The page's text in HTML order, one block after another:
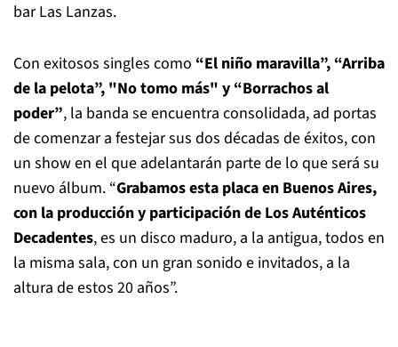
bar Las Lanzas.
Con exitosos singles como “El niño maravilla”, “Arriba
de la pelota”, "No tomo más" y “Borrachos al
poder”, la banda se encuentra consolidada, ad portas
de comenzar a festejar sus dos décadas de éxitos, con
un show en el que adelantarán parte de lo que será su
nuevo álbum. “Grabamos esta placa en Buenos Aires,
con la producción y participación de Los Auténticos
Decadentes, es un disco maduro, a la antigua, todos en
la misma sala, con un gran sonido e invitados, a la
altura de estos 20 años”.